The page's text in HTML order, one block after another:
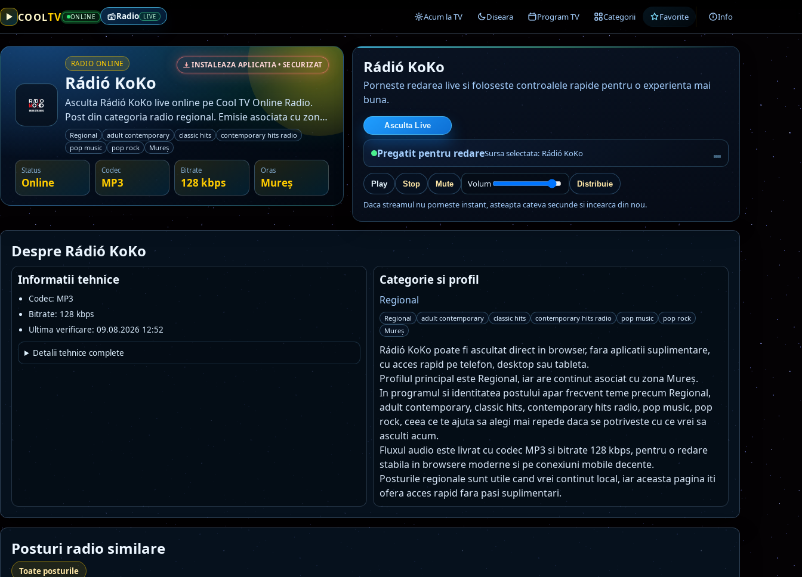
COOLTV ONLINE Radio LIVE Acum la TV Diseara Program TV Categorii Favorite Info
RADIO ONLINE INSTALEAZA APLICATIA • SECURIZAT
Rádió KoKo
Asculta Rádió KoKo live online pe Cool TV Online Radio.
Post din categoria radio regional. Emisie asociata cu zona
Mureș.
Regional adult contemporary classic hits
contemporary hits radio
pop music
pop rock Mureș
Status
Online
Codec
MP3
Bitrate
128 kbps
Oras
Mureș
Rádió KoKo
Porneste redarea live si foloseste controalele rapide pentru o experienta mai
buna.
Asculta Live
Pregatit pentru redareSursa selectata: Rádió KoKo
Play Stop Mute Volum Distribuie
Daca streamul nu porneste instant, asteapta cateva secunde si incearca din nou.
Despre Rádió KoKo
Informatii tehnice
Codec: MP3
Bitrate: 128 kbps
Ultima verificare: 09.08.2026 12:52
Detalii tehnice complete
Categorie si profil
Regional
Regional adult contemporary classic hits contemporary hits radio pop music
pop rock
Mureș
Rádió KoKo poate fi ascultat direct in browser, fara aplicatii suplimentare,
cu acces rapid pe telefon, desktop sau tableta.
Profilul principal este Regional, iar are continut asociat cu zona Mureș.
In programul si identitatea postului apar frecvent teme precum Regional,
adult contemporary, classic hits, contemporary hits radio, pop music, pop
rock, ceea ce te ajuta sa alegi mai repede daca se potriveste cu ce vrei sa
asculti acum.
Fluxul audio este livrat cu codec MP3 si bitrate 128 kbps, pentru o redare
stabila in browsere moderne si pe conexiuni mobile decente.
Posturile regionale sunt utile cand vrei continut local, iar aceasta pagina iti
ofera acces rapid fara pasi suplimentari.
Posturi radio similare
Toate posturile